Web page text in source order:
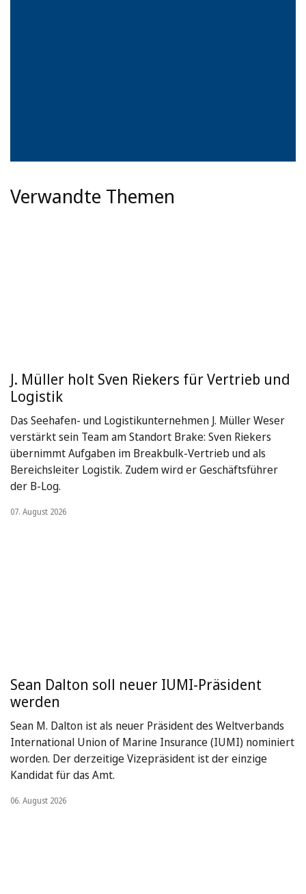
Verwandte Themen
J. Müller holt Sven Riekers für Vertrieb und
Logistik
Das Seehafen- und Logistikunternehmen J. Müller Weser
verstärkt sein Team am Standort Brake: Sven Riekers
übernimmt Aufgaben im Breakbulk-Vertrieb und als
Bereichsleiter Logistik. Zudem wird er Geschäftsführer
der B-Log.
07. August 2026
Sean Dalton soll neuer IUMI-Präsident
werden
Sean M. Dalton ist als neuer Präsident des Weltverbands
International Union of Marine Insurance (IUMI) nominiert
worden. Der derzeitige Vizepräsident ist der einzige
Kandidat für das Amt.
06. August 2026